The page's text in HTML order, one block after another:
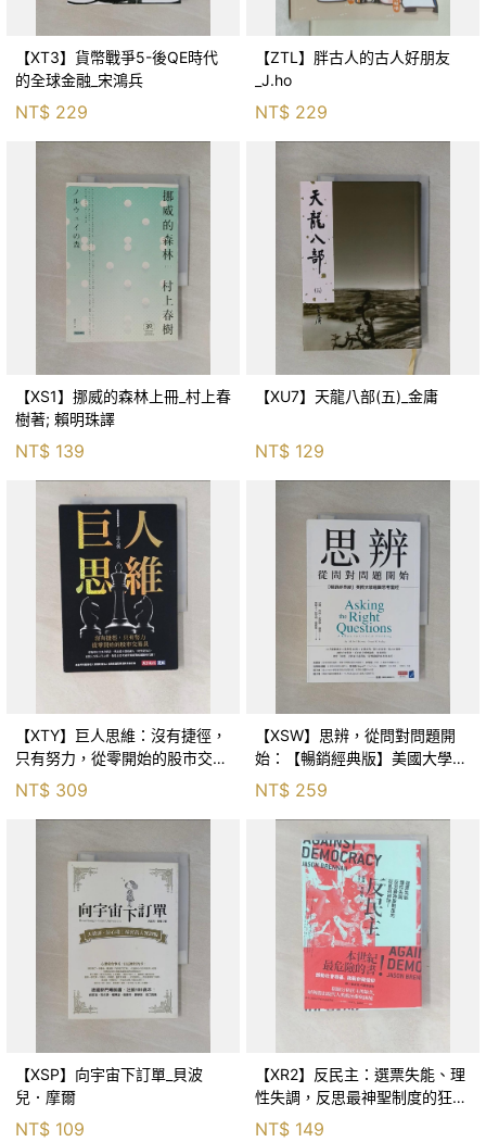
【XT3】貨幣戰爭5-後QE時代
的全球金融_宋鴻兵
NT$ 229
【ZTL】胖古人的古人好朋友
_J.ho
NT$ 229
【XS1】挪威的森林上冊_村上春
樹著; 賴明珠譯
NT$ 139
【XU7】天龍八部(五)_金庸
NT$ 129
【XTY】巨人思維：沒有捷徑，
只有努力，從零開始的股市交易
員_巨人傑
NT$ 309
【XSW】思辨，從問對問題開
始：【暢銷經典版】美國大學邏
輯思考聖經_尼爾．布朗, 史都
華．基里, 羅耀宗, 蔡宏明, 黃賓
NT$ 259
【XSP】向宇宙下訂單_貝波
兒．摩爾
NT$ 109
【XR2】反民主：選票失能、理
性失調，反思最神聖制度的狂亂
NT$ 149